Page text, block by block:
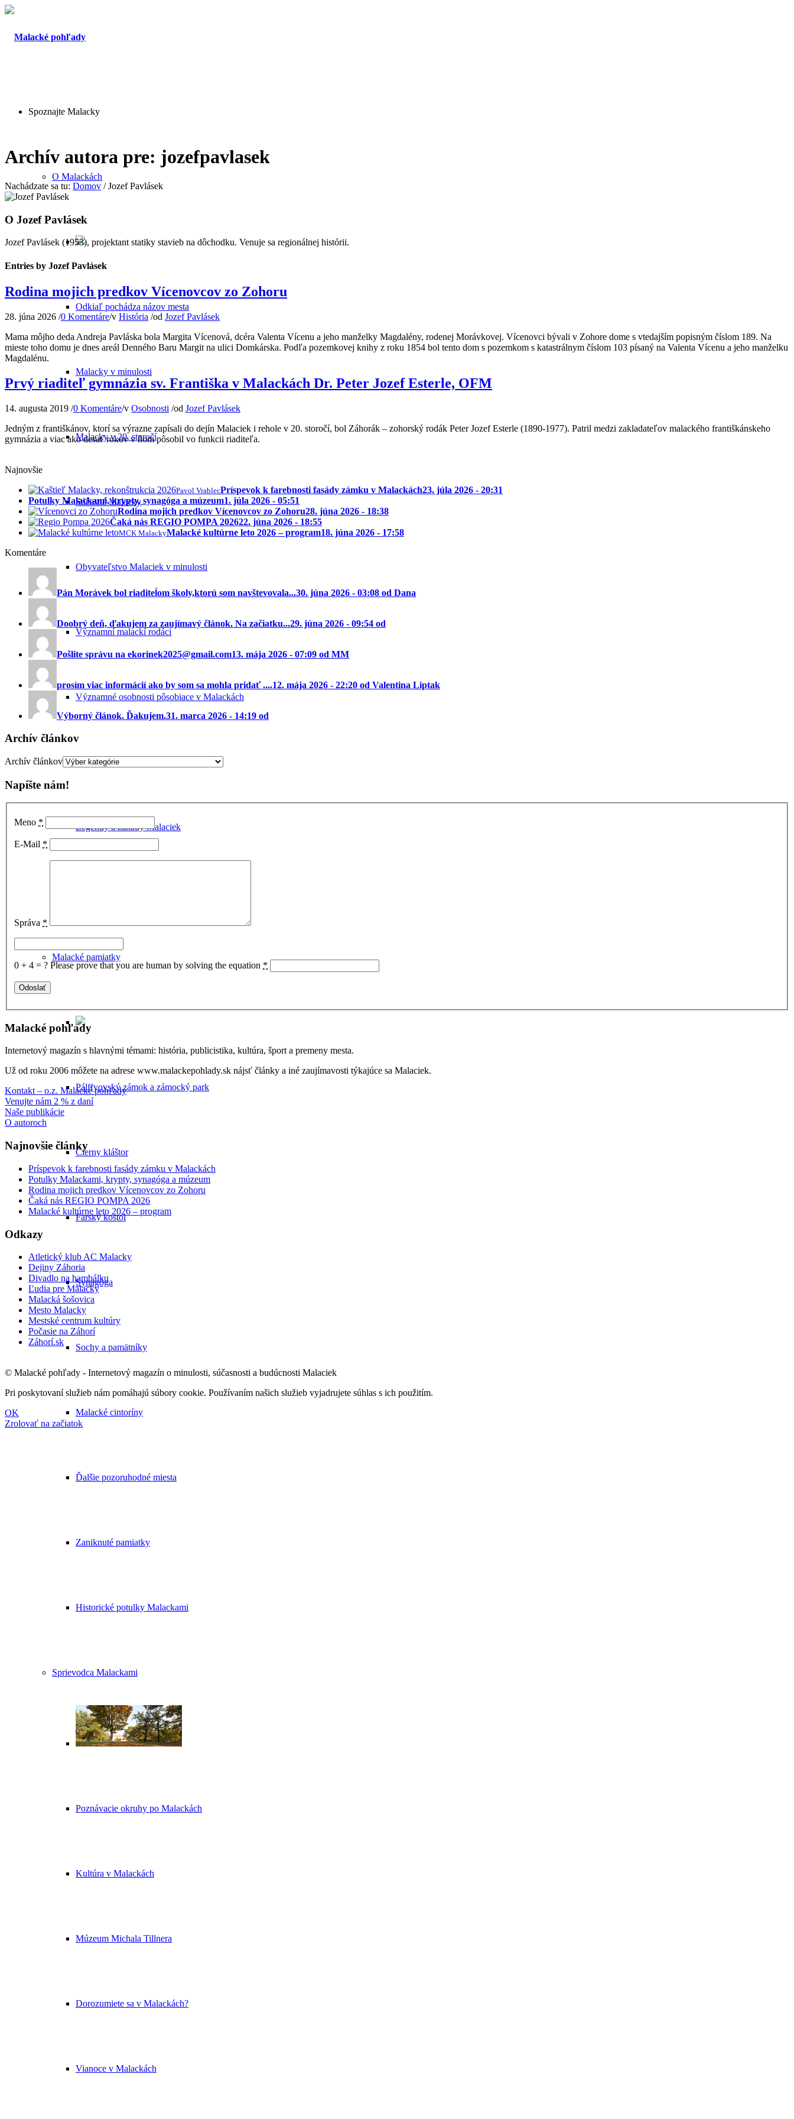
Spoznajte Malacky
O Malackách
Odkiaľ pochádza názov mesta
Malacky v minulosti
Malacky v 20. storočí
Súčasné Malacky
Obyvateľstvo Malaciek v minulosti
Významní malackí rodáci
Významné osobnosti pôsobiace v Malackách
Macek
Legendy a záhady Malaciek
Malacké pamiatky
Pálffyovský zámok a zámocký park
Čierny kláštor
Farský kostol
Synagóga
Sochy a pamätníky
Malacké cintoríny
Ďalšie pozoruhodné miesta
Zaniknuté pamiatky
Historické potulky Malackami
Sprievodca Malackami
Poznávacie okruhy po Malackách
Kultúra v Malackách
Múzeum Michala Tillnera
Dorozumiete sa v Malackách?
Vianoce v Malackách
Archív autora pre: jozefpavlasek
Nachádzate sa tu: Domov / Jozef Pavlásek
O Jozef Pavlásek
Jozef Pavlásek (1953), projektant statiky stavieb na dôchodku. Venuje sa regionálnej histórii.
Entries by Jozef Pavlásek
Rodina mojich predkov Vícenovcov zo Zohoru
28. júna 2026 /0 Komentáre/v História /od Jozef Pavlásek
Mama môjho deda Andreja Pavláska bola Margita Vícenová, dcéra Valenta Vícenu a jeho manželky Magdalény, rodenej Morávkovej. Vícenovci bývali v Zohore dome s vtedajším popisným číslom 189. Na
mieste toho domu je dnes areál Denného Baru Margit na ulici Domkárska. Podľa pozemkovej knihy z roku 1854 bol tento dom s pozemkom s katastrálnym číslom 103 písaný na Valenta Vícenu a jeho manželku
Magdalénu.
Prvý riaditeľ gymnázia sv. Františka v Malackách Dr. Peter Jozef Esterle, OFM
14. augusta 2019 /0 Komentáre/v Osobnosti /od Jozef Pavlásek
Jedným z františkánov, ktorí sa výrazne zapísali do dejín Malaciek i rehole v 20. storočí, bol Záhorák – zohorský rodák Peter Jozef Esterle (1890-1977). Patril medzi zakladateľov malackého františkánskeho
gymnázia a viac ako desať rokov v ňom pôsobil vo funkcii riaditeľa.
Najnovšie
Pavol VrablecPríspevok k farebnosti fasády zámku v Malackách23. júla 2026 - 20:31
Potulky Malackami, krypty, synagóga a múzeum1. júla 2026 - 05:51
Rodina mojich predkov Vícenovcov zo Zohoru28. júna 2026 - 18:38
Čaká nás REGIO POMPA 202622. júna 2026 - 18:55
MCK MalackyMalacké kultúrne leto 2026 – program18. júna 2026 - 17:58
Komentáre
Pán Morávek bol riaditeĺom školy,ktorú som navštevovala...30. júna 2026 - 03:08 od Dana
Doobrý deň, ďakujem za zaujímavý článok. Na začiatku...29. júna 2026 - 09:54 od
Pošlite správu na ekorinek2025@gmail.com13. mája 2026 - 07:09 od MM
prosím viac informácií ako by som sa mohla pridať ....12. mája 2026 - 22:20 od Valentina Liptak
Výborný článok. Ďakujem.31. marca 2026 - 14:19 od
Archív článkov
Archív článkov
Napíšte nám!
Meno *
E-Mail *
Správa *
0 + 4 = ? Please prove that you are human by solving the equation *
Malacké pohľady
Internetový magazín s hlavnými témami: história, publicistika, kultúra, šport a premeny mesta.
Už od roku 2006 môžete na adrese www.malackepohlady.sk nájsť články a iné zaujímavosti týkajúce sa Malaciek.
Kontakt – o.z. Malacké pohľady
Venujte nám 2 % z daní
Naše publikácie
O autoroch
Najnovšie články
Príspevok k farebnosti fasády zámku v Malackách
Potulky Malackami, krypty, synagóga a múzeum
Rodina mojich predkov Vícenovcov zo Zohoru
Čaká nás REGIO POMPA 2026
Malacké kultúrne leto 2026 – program
Odkazy
Atletický klub AC Malacky
Dejiny Záhoria
Divadlo na hambálku
Ľudia pre Malacky
Malacká šošovica
Mesto Malacky
Mestské centrum kultúry
Počasie na Záhorí
Záhorí.sk
© Malacké pohľady - Internetový magazín o minulosti, súčasnosti a budúcnosti Malaciek
Pri poskytovaní služieb nám pomáhajú súbory cookie. Používaním našich služieb vyjadrujete súhlas s ich použitím.
OK
Zrolovať na začiatok